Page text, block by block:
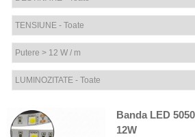
Banda LED
12W